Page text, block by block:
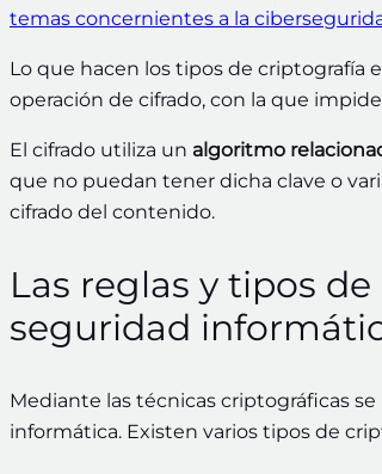
temas concernientes a la
Lo que hacen los tipos de criptografía
operación de cifrado, con la que
El cifrado utiliza un algoritmo
que no puedan tener dicha clave o
cifrado del contenido.
Las reglas y tipos
seguridad
Mediante las técnicas criptográficas
informática. Existen varios tipos de